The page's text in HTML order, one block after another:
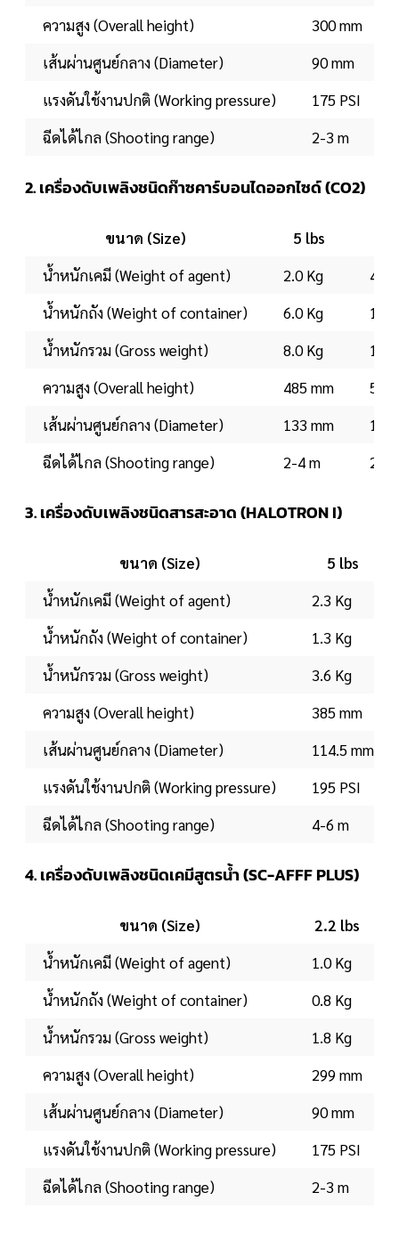
ความสูง (Overall height)
300 mm
เส้นผ่านศูนย์กลาง (Diameter)
90 mm
แรงดันใช้งานปกติ (Working pressure)
175 PSI
ฉีดได้ไกล (Shooting range)
2-3 m
2. เครื่องดับเพลิงชนิดก๊าซคาร์บอนไดออกไซด์ (CO2)
ขนาด (Size) 5 lbs
น้ำหนักเคมี (Weight of agent)
2.0 Kg
4.0
น้ำหนักถัง (Weight of container)
6.0 Kg
น้ำหนักรวม (Gross weight)
8.0 Kg
ความสูง (Overall height)
485 mm
570
เส้นผ่านศูนย์กลาง (Diameter)
133 mm
159
ฉีดได้ไกล (Shooting range)
2-4 m 2-4
3. เครื่องดับเพลิงชนิดสารสะอาด (HALOTRON I)
ขนาด (Size)
5 lbs
น้ำหนักเคมี (Weight of agent)
2.3 Kg
น้ำหนักถัง (Weight of container)
1.3 Kg
น้ำหนักรวม (Gross weight)
3.6 Kg
ความสูง (Overall height)
385 mm
เส้นผ่านศูนย์กลาง (Diameter)
114.5 mm
แรงดันใช้งานปกติ (Working pressure)
195 PSI
ฉีดได้ไกล (Shooting range)
4-6 m
4. เครื่องดับเพลิงชนิดเคมีสูตรน้ำ (SC-AFFF PLUS)
ขนาด (Size)
2.2 lbs
น้ำหนักเคมี (Weight of agent)
1.0 Kg
น้ำหนักถัง (Weight of container)
0.8 Kg
น้ำหนักรวม (Gross weight)
1.8 Kg
ความสูง (Overall height)
299 mm
เส้นผ่านศูนย์กลาง (Diameter)
90 mm
แรงดันใช้งานปกติ (Working pressure)
175 PSI
ฉีดได้ไกล (Shooting range)
2-3 m